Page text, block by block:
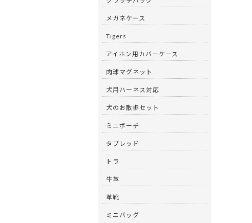
メガネケース
Tigers
アイホン用カバーケース
肉球マグネット
犬用ハーネス対応
犬のお散歩セット
ミニポーチ
タブレッド
トラ
牛革
革靴
ミニバッグ